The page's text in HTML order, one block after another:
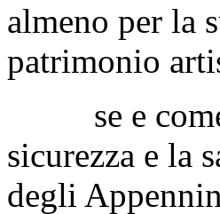
intanto che
Caschi blu
auspicabile
almeno per la
patrimonio